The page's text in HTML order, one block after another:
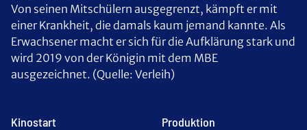
Von seinen Mitschülern ausgegrenzt, kämpft er mit
einer Krankheit, die damals kaum jemand kannte. Als
Erwachsener macht er sich für die Aufklärung stark und
wird 2019 von der Königin mit dem MBE
ausgezeichnet. (Quelle: Verleih)
Kinostart Produktion